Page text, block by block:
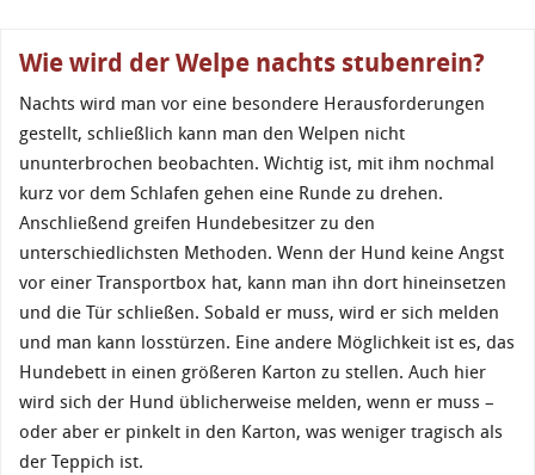
Wie wird der Welpe nachts stubenrein?
Nachts wird man vor eine besondere Herausforderungen
gestellt, schließlich kann man den Welpen nicht
ununterbrochen beobachten. Wichtig ist, mit ihm nochmal
kurz vor dem Schlafen gehen eine Runde zu drehen.
Anschließend greifen Hundebesitzer zu den
unterschiedlichsten Methoden. Wenn der Hund keine Angst
vor einer Transportbox hat, kann man ihn dort hineinsetzen
und die Tür schließen. Sobald er muss, wird er sich melden
und man kann losstürzen. Eine andere Möglichkeit ist es, das
Hundebett in einen größeren Karton zu stellen. Auch hier
wird sich der Hund üblicherweise melden, wenn er muss –
oder aber er pinkelt in den Karton, was weniger tragisch als
der Teppich ist.